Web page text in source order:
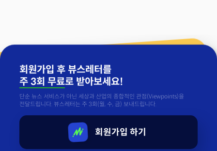
회원가입 후 뷰스레터를
주 3회 무료로 받아보세요!
단순 뉴스 서비스가 아닌 세상과 산업의 종합적인 관점(Viewpoints)을
전달드립니다. 뷰스레터는 주 3회(월, 수, 금) 보내드립니다.
회원가입 하기